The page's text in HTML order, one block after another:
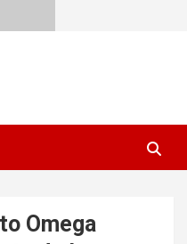
Omega